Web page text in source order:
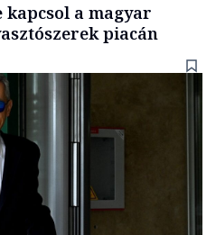
kapcsol a magyar
piacán